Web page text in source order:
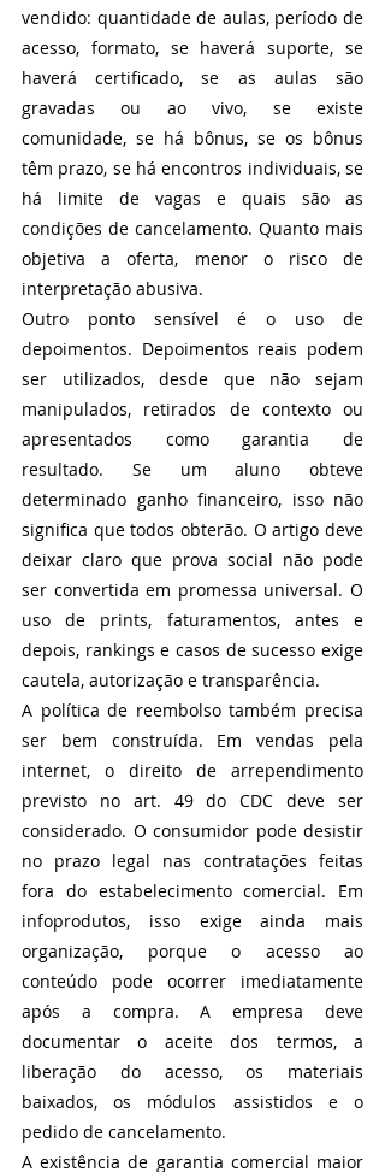
vendido: quantidade de aulas, período de
acesso, formato, se haverá suporte, se
haverá certificado, se as aulas são
gravadas ou ao vivo, se existe
comunidade, se há bônus, se os bônus
têm prazo, se há encontros individuais, se
há limite de vagas e quais são as
condições de cancelamento. Quanto mais
objetiva a oferta, menor o risco de
interpretação abusiva.
Outro ponto sensível é o uso de
depoimentos. Depoimentos reais podem
ser utilizados, desde que não sejam
manipulados, retirados de contexto ou
apresentados como garantia de
resultado. Se um aluno obteve
determinado ganho financeiro, isso não
significa que todos obterão. O artigo deve
deixar claro que prova social não pode
ser convertida em promessa universal. O
uso de prints, faturamentos, antes e
depois, rankings e casos de sucesso exige
cautela, autorização e transparência.
A política de reembolso também precisa
ser bem construída. Em vendas pela
internet, o direito de arrependimento
previsto no art. 49 do CDC deve ser
considerado. O consumidor pode desistir
no prazo legal nas contratações feitas
fora do estabelecimento comercial. Em
infoprodutos, isso exige ainda mais
organização, porque o acesso ao
conteúdo pode ocorrer imediatamente
após a compra. A empresa deve
documentar o aceite dos termos, a
liberação do acesso, os materiais
baixados, os módulos assistidos e o
pedido de cancelamento.
A existência de garantia comercial maior